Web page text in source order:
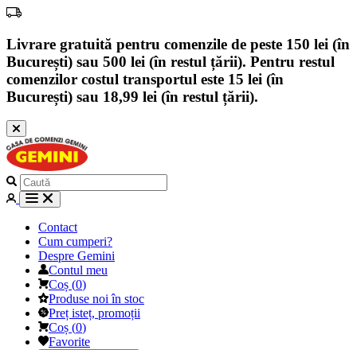
Livrare gratuită pentru comenzile de peste 150 lei (în
București) sau 500 lei (în restul țării). Pentru restul
comenzilor costul transportul este 15 lei (în
București) sau 18,99 lei (în restul țării).
Contact
Cum cumperi?
Despre Gemini
Contul meu
Coș (0)
Produse noi în stoc
Preț isteț, promoții
Coș (0)
Favorite